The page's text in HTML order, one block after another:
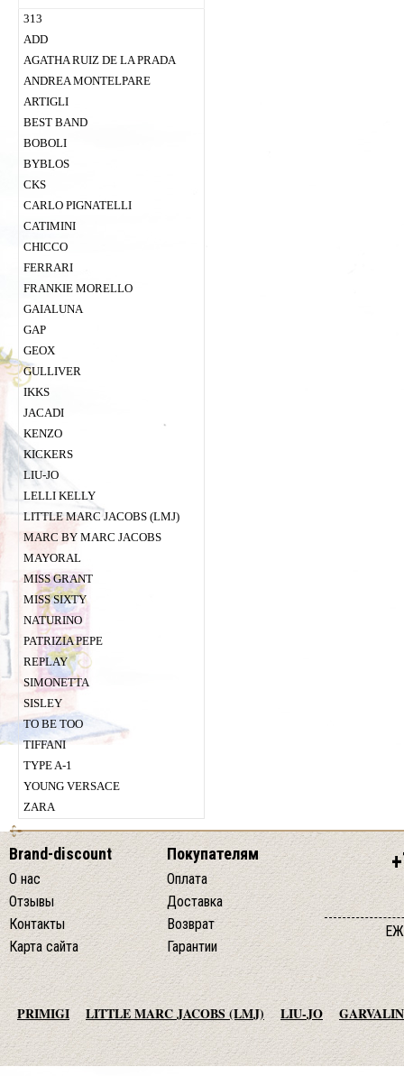
313
ADD
AGATHA RUIZ DE LA PRADA
ANDREA MONTELPARE
ARTIGLI
BEST BAND
BOBOLI
BYBLOS
CKS
CARLO PIGNATELLI
CATIMINI
CHICСO
FERRARI
FRANKIE MORELLO
GAIALUNA
GAP
GEOX
GULLIVER
IKKS
JACADI
KENZO
KICKERS
LIU-JO
LELLI KELLY
LITTLE MARC JACOBS (LMJ)
MARC BY MARC JACOBS
MAYORAL
MISS GRANT
MISS SIXTY
NATURINO
PATRIZIA PEPE
REPLAY
SIMONETTA
SISLEY
TO BE TOO
TIFFANI
TYPE A-1
YOUNG VERSACE
ZARA
Brand-discount
О нас
Отзывы
Контакты
Карта сайта
Покупателям
Оплата
Доставка
Возврат
Гарантии
PRIMIGI LITTLE MARC JACOBS (LMJ) LIU-JO GARVALIN
AGATHA RUIZ DE LA PRADA TO BE TOO ADD JO NO FUI